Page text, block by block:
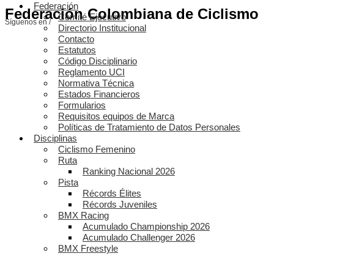
Federación Colombiana de Ciclismo
Síguenos en /
Federación
Comité Ejecutivo
Directorio Institucional
Contacto
Estatutos
Código Disciplinario
Reglamento UCI
Normativa Técnica
Estados Financieros
Formularios
Requisitos equipos de Marca
Políticas de Tratamiento de Datos Personales
Disciplinas
Ciclismo Femenino
Ruta
Ranking Nacional 2026
Pista
Récords Élites
Récords Juveniles
BMX Racing
Acumulado Championship 2026
Acumulado Challenger 2026
BMX Freestyle